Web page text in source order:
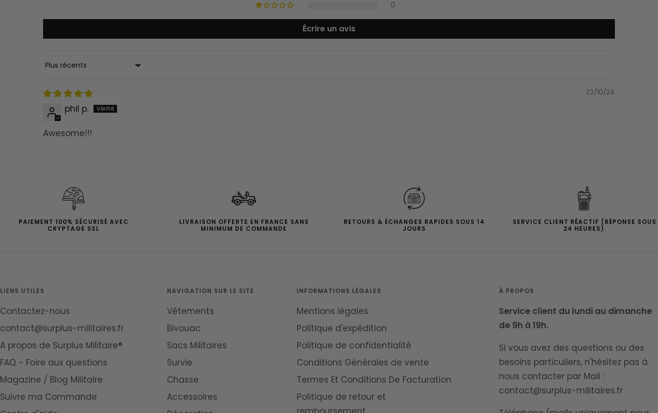
0
Écrire un avis
Sort by
22/10/24
phil p.
Awesome!!!
PAIEMENT 100% SÉCURISÉ AVEC
CRYPTAGE SSL
LIVRAISON OFFERTE EN FRANCE SANS
MINIMUM DE COMMANDE
RETOURS & ÉCHANGES RAPIDES SOUS 14
JOURS
SERVICE CLIENT RÉACTIF (RÉPONSE SOUS
24 HEURES).
LIENS UTILES
Contactez-nous
contact@surplus-militaires.fr
A propos de Surplus Militaire®
FAQ - Foire aux questions
Magazine / Blog Militaire
Suivre ma Commande
NAVIGATION SUR LE SITE
Vêtements
Bivouac
Sacs Militaires
Survie
Chasse
Accessoires
INFORMATIONS LÉGALES
Mentions légales
Politique d'expédition
Politique de confidentialité
Conditions Générales de vente
Termes Et Conditions De Facturation
Politique de retour et
À PROPOS
Service client du lundi au dimanche
de 9h à 19h.
Si vous avez des questions ou des
besoins particuliers, n'hésitez pas à
nous contacter par Mail :
contact@surplus-militaires.fr